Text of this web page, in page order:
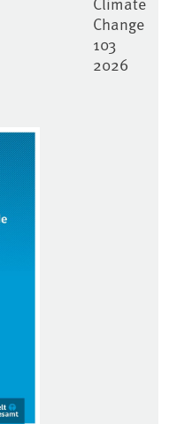
Change
103
2026